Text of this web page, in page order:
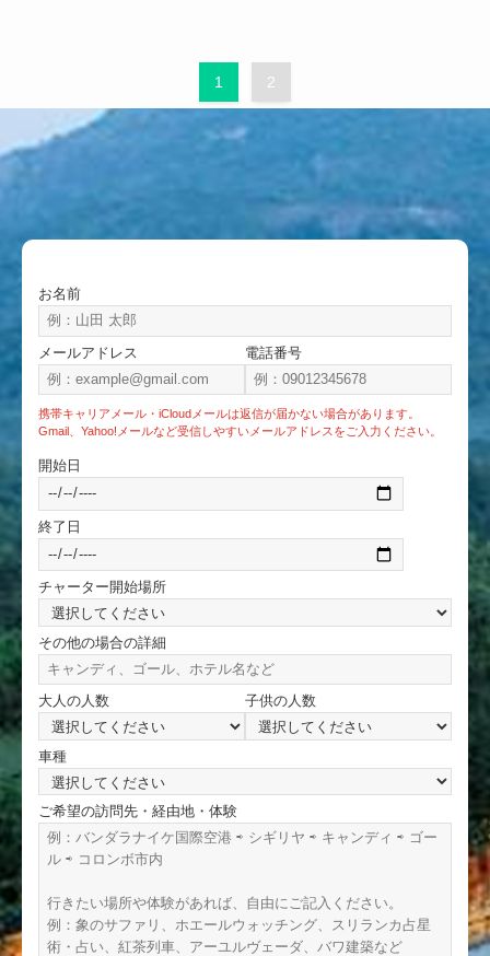
1 2
お名前
メールアドレス 電話番号
携帯キャリアメール・iCloudメールは返信が届かない場合があります。
Gmail、Yahoo!メールなど受信しやすいメールアドレスをご入力ください。
開始日
終了日
チャーター開始場所
その他の場合の詳細
大人の人数 子供の人数
車種
ご希望の訪問先・経由地・体験